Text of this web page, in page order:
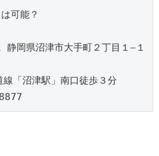
可能？
岡県沼津市大手町２丁目１−１
線「沼津駅」南口徒歩３分